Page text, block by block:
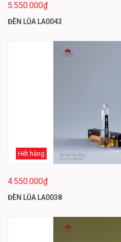
5.550.000₫
ĐÈN LŨA LA0043
Hết hàng
4.550.000₫
ĐÈN LŨA LA0038